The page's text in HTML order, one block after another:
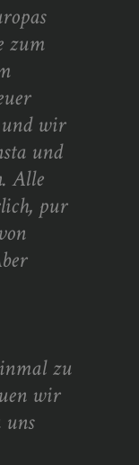
zum
wir
und
Alle
pur
zu
wir
uns